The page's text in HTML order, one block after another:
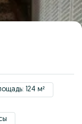
124 м²